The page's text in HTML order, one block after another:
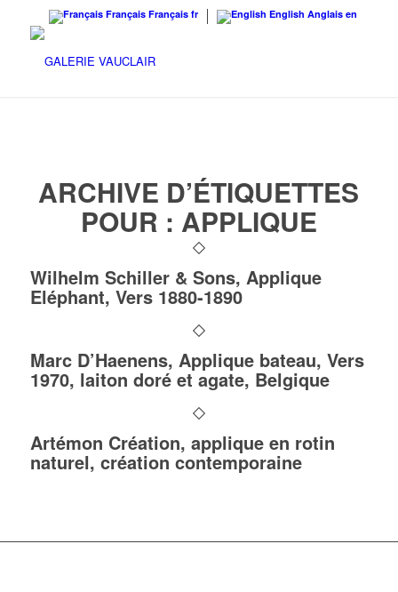
Français Français fr English Anglais en
ARCHIVE D’ÉTIQUETTES
POUR : APPLIQUE
Wilhelm Schiller & Sons, Applique
Eléphant, Vers 1880-1890
Marc D’Haenens, Applique bateau, Vers
1970, laiton doré et agate, Belgique
Artémon Création, applique en rotin
naturel, création contemporaine